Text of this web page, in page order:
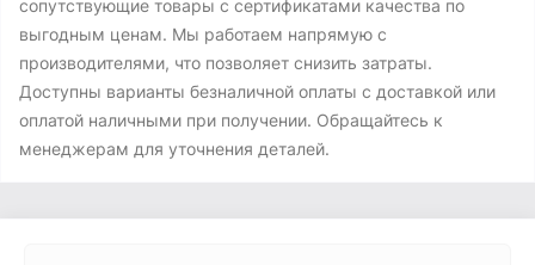
сопутствующие товары с сертификатами качества по
выгодным ценам. Мы работаем напрямую с
производителями, что позволяет снизить затраты.
Доступны варианты безналичной оплаты с доставкой или
оплатой наличными при получении. Обращайтесь к
менеджерам для уточнения деталей.